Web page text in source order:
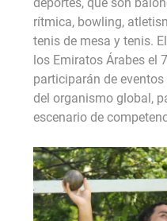
rítmica, bowling,
tenis de mesa y tenis.
los Emiratos Árabes el
participarán de
del organismo global,
escenario de